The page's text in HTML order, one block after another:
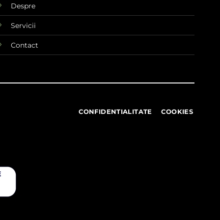
Despre
Servicii
Contact
CONFIDENTIALITATE COOKIES